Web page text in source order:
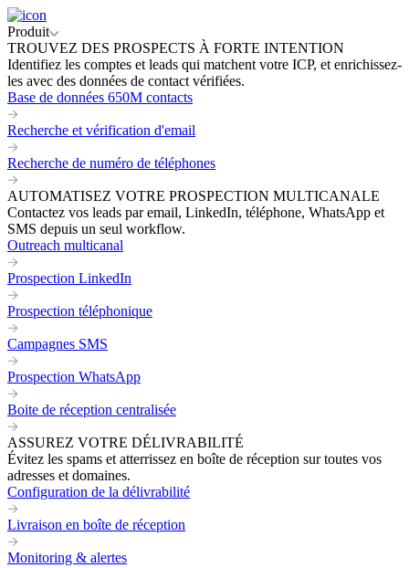
Produit
TROUVEZ DES PROSPECTS À FORTE INTENTION
Identifiez les comptes et leads qui matchent votre ICP, et enrichissez-
les avec des données de contact vérifiées.
Base de données 650M contacts
Recherche et vérification d'email
Recherche de numéro de téléphones
AUTOMATISEZ VOTRE PROSPECTION MULTICANALE
Contactez vos leads par email, LinkedIn, téléphone, WhatsApp et
SMS depuis un seul workflow.
Outreach multicanal
Prospection LinkedIn
Prospection téléphonique
Campagnes SMS
Prospection WhatsApp
Boite de réception centralisée
ASSUREZ VOTRE DÉLIVRABILITÉ
Évitez les spams et atterrissez en boîte de réception sur toutes vos
adresses et domaines.
Configuration de la délivrabilité
Livraison en boîte de réception
Monitoring & alertes